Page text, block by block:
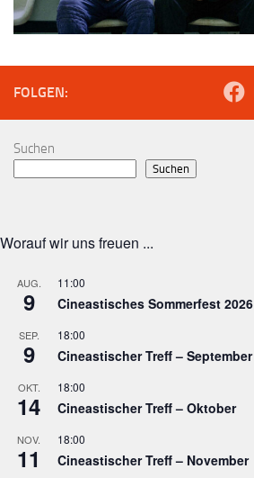
FOLGEN:
Suchen
Suchen
Worauf wir uns freuen ...
AUG.
9
11:00
Cineastisches Sommerfest 2026
SEP.
9
18:00
Cineastischer Treff – September
OKT.
14
18:00
Cineastischer Treff – Oktober
NOV.
11
18:00
Cineastischer Treff – November